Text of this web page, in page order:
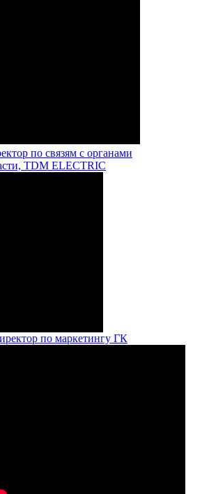
по связям с органами
TDM ELECTRIC
по маркетингу ГК